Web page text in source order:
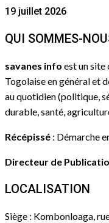
19 juillet 2026
QUI SOMMES-
savanes info est un site
Togolaise en général et
au quotidien (politique,
durable, santé,
Récépissé : Démarche
Directeur de
LOCALISATION
Siège : Kombonloaga,